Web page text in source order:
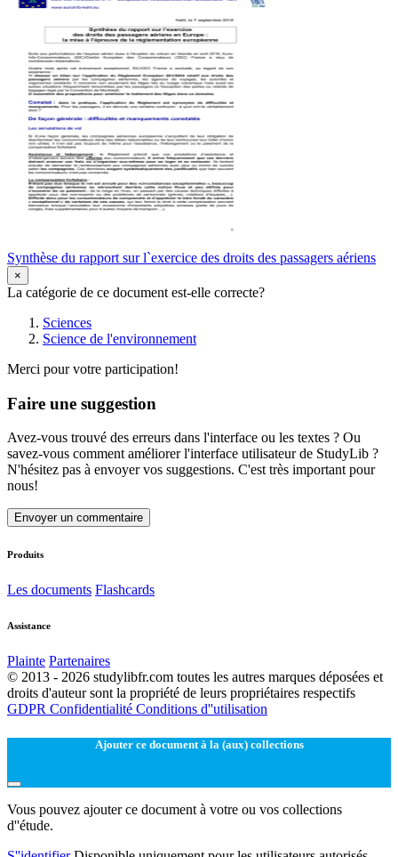
Synthèse du rapport sur l`exercice des droits des passagers aériens
×
La catégorie de ce document est-elle correcte?
Sciences
Science de l'environnement
Merci pour votre participation!
Faire une suggestion
Avez-vous trouvé des erreurs dans l'interface ou les textes ? Ou
savez-vous comment améliorer l'interface utilisateur de StudyLib ?
N'hésitez pas à envoyer vos suggestions. C'est très important pour
nous!
Envoyer un commentaire
Produits
Les documents Flashcards
Assistance
Plainte Partenaires
© 2013 - 2026 studylibfr.com toutes les autres marques déposées et
droits d'auteur sont la propriété de leurs propriétaires respectifs
GDPR Confidentialité Conditions d''utilisation
Ajouter ce document à la (aux) collections
Vous pouvez ajouter ce document à votre ou vos collections
d''étude.